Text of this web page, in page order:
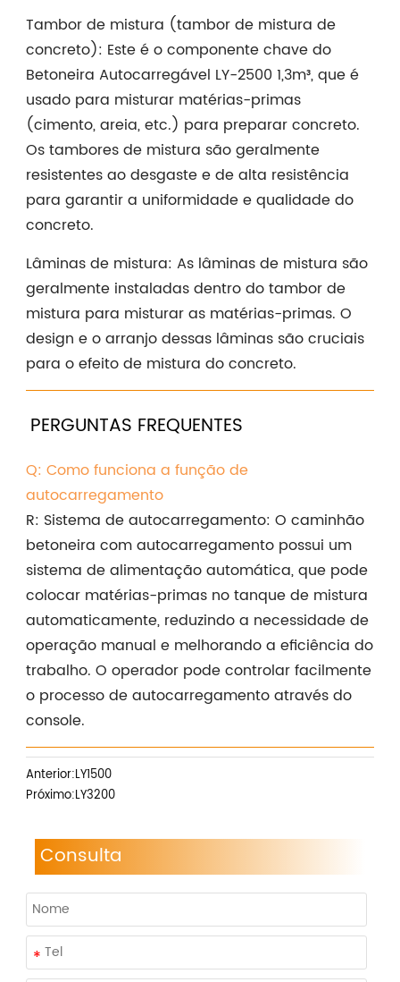
Tambor de mistura (tambor de mistura de
concreto): Este é o componente chave do
Betoneira Autocarregável LY-2500 1,3m³, que é
usado para misturar matérias-primas
(cimento, areia, etc.) para preparar concreto.
Os tambores de mistura são geralmente
resistentes ao desgaste e de alta resistência
para garantir a uniformidade e qualidade do
concreto.
Lâminas de mistura: As lâminas de mistura são
geralmente instaladas dentro do tambor de
mistura para misturar as matérias-primas. O
design e o arranjo dessas lâminas são cruciais
para o efeito de mistura do concreto.
PERGUNTAS FREQUENTES
Q: Como funciona a função de
autocarregamento
R: Sistema de autocarregamento: O caminhão
betoneira com autocarregamento possui um
sistema de alimentação automática, que pode
colocar matérias-primas no tanque de mistura
automaticamente, reduzindo a necessidade de
operação manual e melhorando a eficiência do
trabalho. O operador pode controlar facilmente
o processo de autocarregamento através do
console.
Anterior:LY1500
Próximo:LY3200
Consulta